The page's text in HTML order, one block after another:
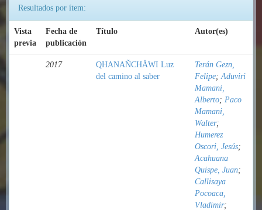
Resultados por ítem:
Vista
previa
Fecha de
publicación
Título Autor(es)
2017
QHANAÑCHÄWI Luz
del camino al saber
Terán Gezn,
Felipe;Aduviri
Mamani,
Alberto; Paco
Mamani,
Walter;
Humerez
Oscori, Jesús;
Acahuana
Quispe, Juan;
Callisaya
Pocoaca,
Vladimir;